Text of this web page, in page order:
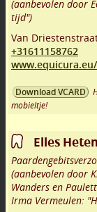
(aanbevolen door
tijd")
Van
+31611158762
Download VCARD
mobieltje!
Elles
(aanbevolen door
Wanders en
Irma Vermeulen: